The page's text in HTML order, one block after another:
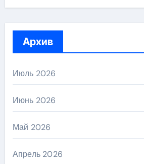
Архив
Июль 2026
Июнь 2026
Май 2026
Апрель 2026